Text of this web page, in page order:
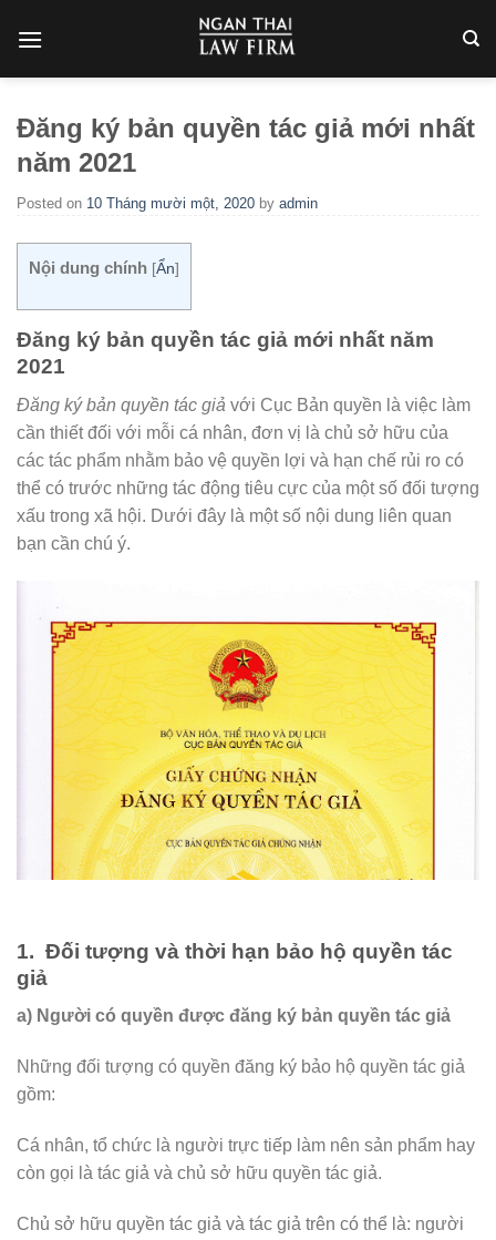
Đăng ký bản quyền tác giả mới nhất
năm 2021
Posted on 10 Tháng mười một, 2020 by admin
Nội dung chính [Ẩn]
Đăng ký bản quyền tác giả mới nhất năm
2021
Đăng ký bản quyền tác giả với Cục Bản quyền là việc làm
cần thiết đối với mỗi cá nhân, đơn vị là chủ sở hữu của
các tác phẩm nhằm bảo vệ quyền lợi và hạn chế rủi ro có
thể có trước những tác động tiêu cực của một số đối tượng
xấu trong xã hội. Dưới đây là một số nội dung liên quan
bạn cần chú ý.
1. Đối tượng và thời hạn bảo hộ quyền tác
giả
a) Người có quyền được đăng ký bản quyền tác giả
Những đối tượng có quyền đăng ký bảo hộ quyền tác giả
gồm:
Cá nhân, tổ chức là người trực tiếp làm nên sản phẩm hay
còn gọi là tác giả và chủ sở hữu quyền tác giả.
Chủ sở hữu quyền tác giả và tác giả trên có thể là: người